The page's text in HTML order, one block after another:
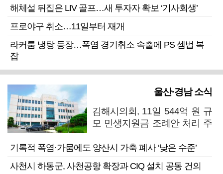
해체설 뒤집은 LIV 골프…새 투자자 확보 ‘기사회생’
프로야구 취소…11일부터 재개
라커룸 냉탕 등장…폭염 경기취소 속출에 PS 셈법 복
잡
울산·경남 소식
김해시의회, 11일 544억 원 규
모 민생지원금 조례안 처리 주
기록적 폭염·가뭄에도 양산시 가축 폐사 ‘낮은 수준’
사천시 하동군, 사천공항 확장과 CIQ 설치 공동 건의